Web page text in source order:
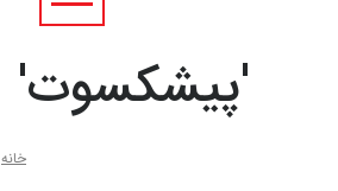
'پیشکسوت'
خانه